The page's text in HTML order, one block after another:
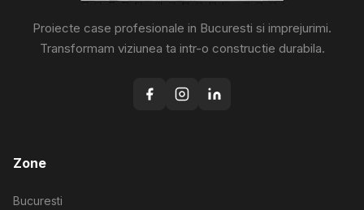
Proiecte case profesionale in Bucuresti si imprejurimi.
Transformam viziunea ta intr-o constructie durabila.
Zone
Bucuresti